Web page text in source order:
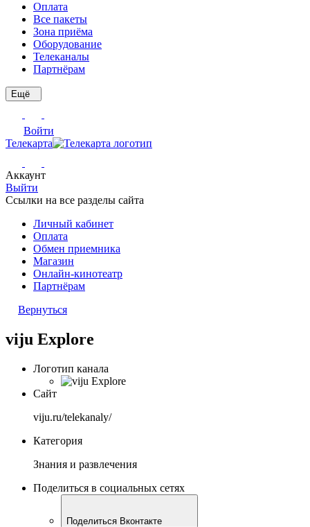
Оплата
Все пакеты
Зона приёма
Оборудование
Телеканалы
Партнёрам
Ещё
Войти
Телекарта
Аккаунт
Выйти
Ссылки на все разделы сайта
Личный кабинет
Оплата
Обмен приемника
Магазин
Онлайн-кинотеатр
Партнёрам
Вернуться
viju Explore
Логотип канала
Сайт
viju.ru/telekanaly/
Категория
Знания и развлечения
Поделиться в социальных сетях
Поделиться Вконтакте